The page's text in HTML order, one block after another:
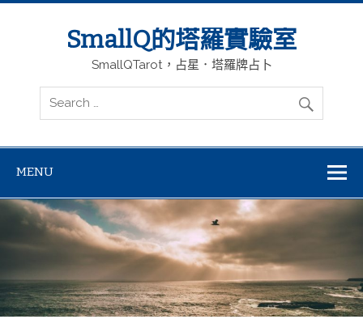
SmallQ的塔羅實驗室
SmallQTarot，占星．塔羅牌占卜
MENU